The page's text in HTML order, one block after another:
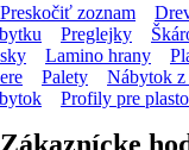
Preskočiť zoznam
Preglejky
Lamino hrany
Palety Nábytok
Profily pre